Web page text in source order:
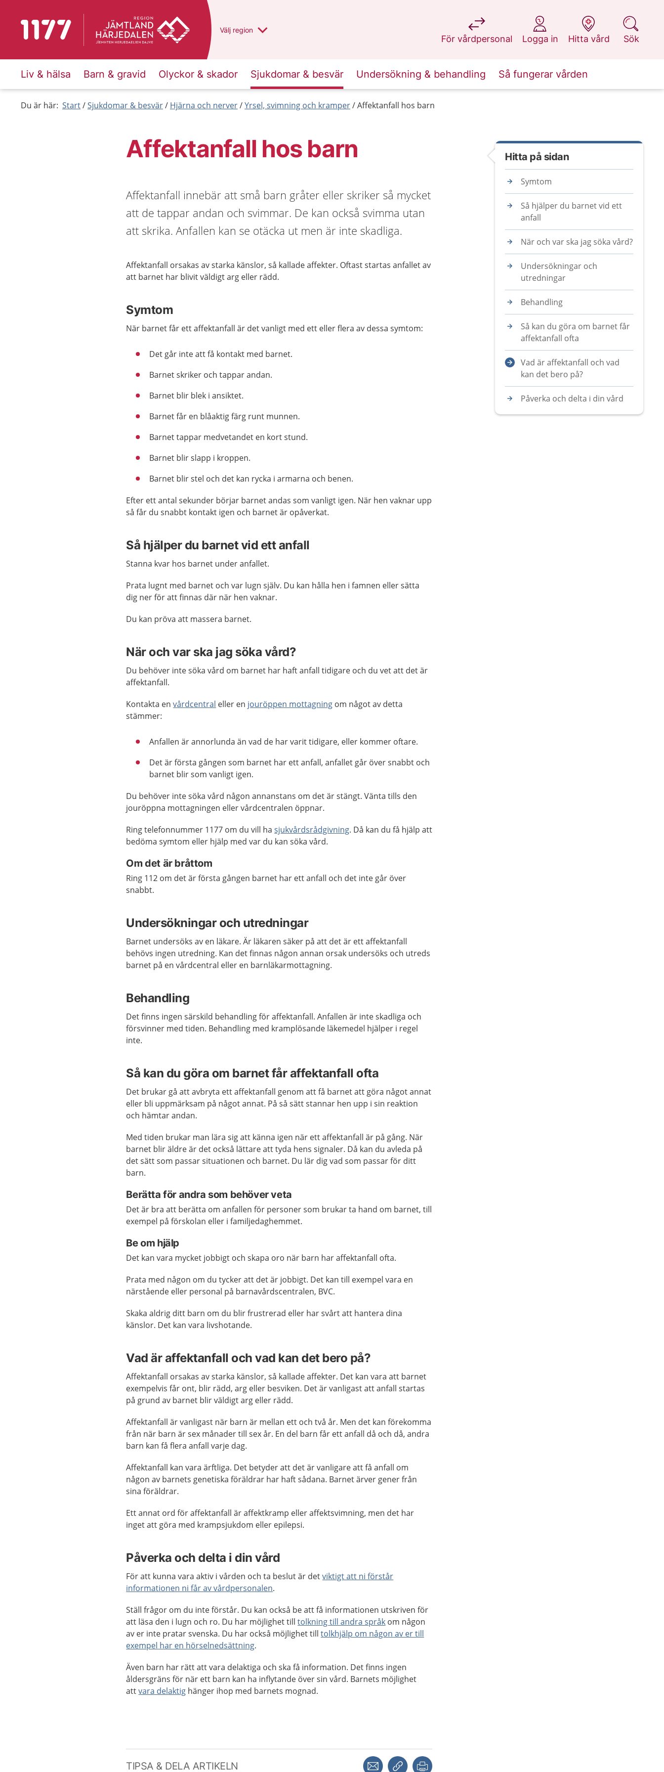
Till startsidan för 1177 Du har valt region
Välj en annan
region
För vårdpersonal
på 1177.se
Logga in
på 1177.se
Hitta vård
på 1177.se
Sök
på 1177.se
Liv & hälsa Barn & gravid Olyckor & skador Sjukdomar & besvär Undersökning & behandling Så fungerar vården
Du är här: Start Sjukdomar & besvär Hjärna och nerver Yrsel, svimning och kramper Affektanfall hos barn
Affektanfall hos barn
Affektanfall innebär att små barn gråter eller skriker så mycket
att de tappar andan och svimmar. De kan också svimma utan
att skrika. Anfallen kan se otäcka ut men är inte skadliga.
Affektanfall orsakas av starka känslor, så kallade affekter. Oftast startas anfallet av
att barnet har blivit väldigt arg eller rädd.
Symtom
När barnet får ett affektanfall är det vanligt med ett eller flera av dessa symtom:
Det går inte att få kontakt med barnet.
Barnet skriker och tappar andan.
Barnet blir blek i ansiktet.
Barnet får en blåaktig färg runt munnen.
Barnet tappar medvetandet en kort stund.
Barnet blir slapp i kroppen.
Barnet blir stel och det kan rycka i armarna och benen.
Efter ett antal sekunder börjar barnet andas som vanligt igen. När hen vaknar upp
så får du snabbt kontakt igen och barnet är opåverkat.
Så hjälper du barnet vid ett anfall
Stanna kvar hos barnet under anfallet.
Prata lugnt med barnet och var lugn själv. Du kan hålla hen i famnen eller sätta
dig ner för att finnas där när hen vaknar.
Du kan pröva att massera barnet.
När och var ska jag söka vård?
Du behöver inte söka vård om barnet har haft anfall tidigare och du vet att det är
affektanfall.
Kontakta envårdcentral eller en jouröppen mottagning om något av detta
stämmer:
Anfallen är annorlunda än vad de har varit tidigare, eller kommer oftare.
Det är första gången som barnet har ett anfall, anfallet går över snabbt och
barnet blir som vanligt igen.
Du behöver inte söka vård någon annanstans om det är stängt. Vänta tills den
jouröppna mottagningen eller vårdcentralen öppnar.
Ring telefonnummer 1177 om du vill hasjukvårdsrådgivning. Då kan du få hjälp att
bedöma symtom eller hjälp med var du kan söka vård.
Om det är bråttom
Ring 112 om det är första gången barnet har ett anfall och det inte går över
snabbt.
Undersökningar och utredningar
Barnet undersöks av en läkare. Är läkaren säker på att det är ett affektanfall
behövs ingen utredning. Kan det finnas någon annan orsak undersöks och utreds
barnet på en vårdcentral eller en barnläkarmottagning.
Behandling
Det finns ingen särskild behandling för affektanfall. Anfallen är inte skadliga och
försvinner med tiden. Behandling med kramplösande läkemedel hjälper i regel
inte.
Så kan du göra om barnet får affektanfall ofta
Det brukar gå att avbryta ett affektanfall genom att få barnet att göra något annat
eller bli uppmärksam på något annat. På så sätt stannar hen upp i sin reaktion
och hämtar andan.
Med tiden brukar man lära sig att känna igen när ett affektanfall är på gång. När
barnet blir äldre är det också lättare att tyda hens signaler. Då kan du avleda på
det sätt som passar situationen och barnet. Du lär dig vad som passar för ditt
barn.
Berätta för andra som behöver veta
Det är bra att berätta om anfallen för personer som brukar ta hand om barnet, till
exempel på förskolan eller i familjedaghemmet.
Be om hjälp
Det kan vara mycket jobbigt och skapa oro när barn har affektanfall ofta.
Prata med någon om du tycker att det är jobbigt. Det kan till exempel vara en
närstående eller personal på barnavårdscentralen, BVC.
Skaka aldrig ditt barn om du blir frustrerad eller har svårt att hantera dina
känslor. Det kan vara livshotande.
Vad är affektanfall och vad kan det bero på?
Affektanfall orsakas av starka känslor, så kallade affekter. Det kan vara att barnet
exempelvis får ont, blir rädd, arg eller besviken. Det är vanligast att anfall startas
på grund av barnet blir väldigt arg eller rädd.
Affektanfall är vanligast när barn är mellan ett och två år. Men det kan förekomma
från när barn är sex månader till sex år. En del barn får ett anfall då och då, andra
barn kan få flera anfall varje dag.
Affektanfall kan vara ärftliga. Det betyder att det är vanligare att få anfall om
någon av barnets genetiska föräldrar har haft sådana. Barnet ärver gener från
sina föräldrar.
Ett annat ord för affektanfall är affektkramp eller affektsvimning, men det har
inget att göra med krampsjukdom eller epilepsi.
Påverka och delta i din vård
För att kunna vara aktiv i vården och ta beslut är detviktigt att ni förstår
informationen ni får av vårdpersonalen.
Ställ frågor om du inte förstår. Du kan också be att få informationen utskriven för
att läsa den i lugn och ro. Du har möjlighet tilltolkning till andra språk om någon
av er inte pratar svenska. Du har också möjlighet tilltolkhjälp om någon av er till
exempel har en hörselnedsättning.
Även barn har rätt att vara delaktiga och ska få information. Det finns ingen
åldersgräns för när ett barn kan ha inflytande över sin vård. Barnets möjlighet
attvara delaktig hänger ihop med barnets mognad.
TIPSA & DELA ARTIKELN Dela via mejlKopiera länk
Hitta på sidan
Symtom
Så hjälper du barnet vid ett
anfall
När och var ska jag söka vård?
Undersökningar och
utredningar
Behandling
Så kan du göra om barnet får
affektanfall ofta
Vad är affektanfall och vad
kan det bero på?
Påverka och delta i din vård